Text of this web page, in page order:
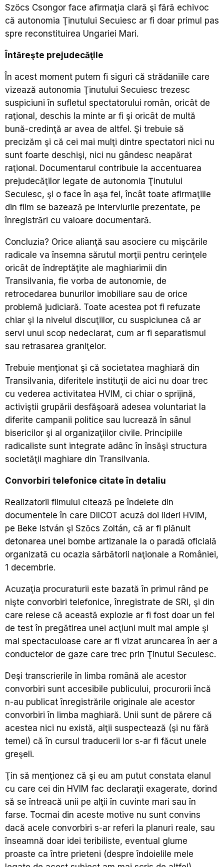
Szőcs Csongor face afirmaţia clară şi fără echivoc
că autonomia Ţinutului Secuiesc ar fi doar primul pas
spre reconstituirea Ungariei Mari.
Întăreşte prejudecăţile
În acest moment putem fi siguri că strădaniile care
vizează autonomia Ţinutului Secuiesc trezesc
suspiciuni în sufletul spectatorului român, oricât de
raţional, deschis la minte ar fi şi oricât de multă
bună-credinţă ar avea de altfel. Şi trebuie să
precizăm şi că cei mai mulţi dintre spectatori nici nu
sunt foarte deschişi, nici nu gândesc neapărat
raţional. Documentarul contribuie la accentuarea
prejudecăţilor legate de autonomia Ţinutului
Secuiesc, şi o face în aşa fel, încât toate afirmaţiile
din film se bazează pe interviurile prezentate, pe
înregistrări cu valoare documentară.
Concluzia? Orice alianţă sau asociere cu mişcările
radicale va însemna sărutul morţii pentru cerinţele
oricât de îndreptăţite ale maghiarimii din
Transilvania, fie vorba de autonomie, de
retrocedarea bunurilor imobiliare sau de orice
problemă judiciară. Toate acestea pot fi refuzate
chiar şi la nivelul discuţiilor, cu suspiciunea că ar
servi unui scop nedeclarat, cum ar fi separatismul
sau retrasarea graniţelor.
Trebuie menţionat şi că societatea maghiară din
Transilvania, diferitele instituţii de aici nu doar trec
cu vederea activitatea HVIM, ci chiar o sprijină,
activiştii grupării desfăşoară adesea voluntariat la
diferite campanii politice sau lucrează în sânul
bisericilor şi al organizaţiilor civile. Principiile
radicaliste sunt integrate adânc în însăşi structura
societăţii maghiare din Transilvania.
Convorbiri telefonice citate în detaliu
Realizatorii filmului citează pe îndelete din
documentele în care DIICOT acuză doi lideri HVIM,
pe Beke István şi Szőcs Zoltán, că ar fi plănuit
detonarea unei bombe artizanale la o paradă oficială
organizată cu ocazia sărbătorii naţionale a României,
1 decembrie.
Acuzaţia procuraturii este bazată în primul rând pe
nişte convorbiri telefonice, înregistrate de SRI, şi din
care reiese că această explozie ar fi fost doar un fel
de test în pregătirea unei acţiuni mult mai ample şi
mai spectaculoase care ar fi vizat aruncarea în aer a
conductelor de gaze care trec prin Ţinutul Secuiesc.
Deşi transcrierile în limba română ale acestor
convorbiri sunt accesibile publicului, procurorii încă
n-au publicat înregistrările originale ale acestor
convorbiri în limba maghiară. Unii sunt de părere că
acestea nici nu există, alţii suspectează (şi nu fără
temei) că în cursul traducerii lor s-ar fi făcut unele
greşeli.
Ţin să menţionez că şi eu am putut constata elanul
cu care cei din HVIM fac declaraţii exagerate, dorind
să se întreacă unii pe alţii în cuvinte mari sau în
farse. Tocmai din aceste motive nu sunt convins
dacă acele convorbiri s-ar referi la planuri reale, sau
înseamnă doar idei teribiliste, eventual glume
proaste ca între prieteni (despre îndoielile mele